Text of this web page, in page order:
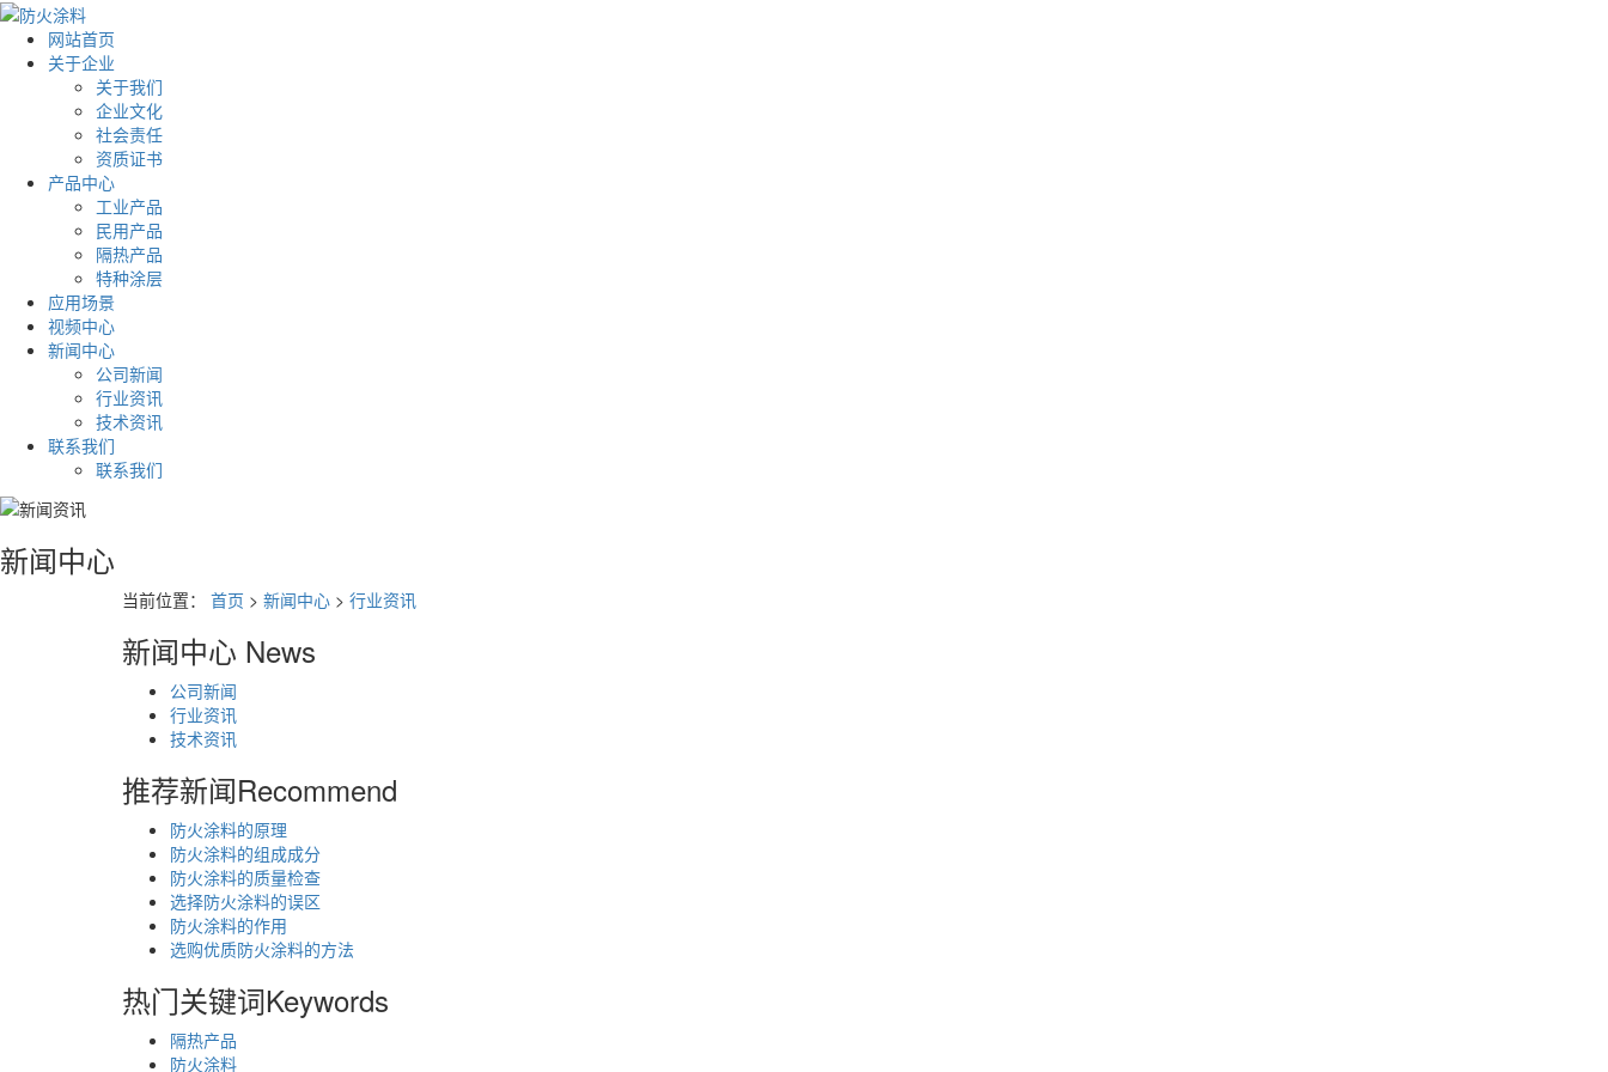
网站首页
关于企业
关于我们
企业文化
社会责任
资质证书
产品中心
工业产品
民用产品
隔热产品
特种涂层
应用场景
视频中心
新闻中心
公司新闻
行业资讯
技术资讯
联系我们
联系我们
新闻中心
当前位置： 首页 > 新闻中心 > 行业资讯
新闻中心 News
公司新闻
行业资讯
技术资讯
推荐新闻Recommend
防火涂料的原理
防火涂料的组成成分
防火涂料的质量检查
选择防火涂料的误区
防火涂料的作用
选购优质防火涂料的方法
热门关键词Keywords
隔热产品
防火涂料